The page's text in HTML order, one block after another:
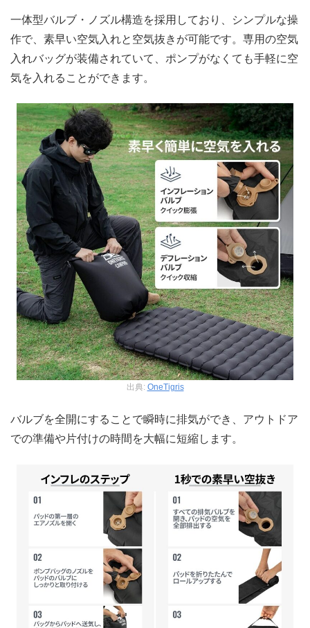
一体型バルブ・ノズル構造を採用しており、シンプルな操
作で、素早い空気入れと空気抜きが可能です。専用の空気
入れバッグが装備されていて、ポンプがなくても手軽に空
気を入れることができます。
出典: OneTigris
バルブを全開にすることで瞬時に排気ができ、アウトドア
での準備や片付けの時間を大幅に短縮します。